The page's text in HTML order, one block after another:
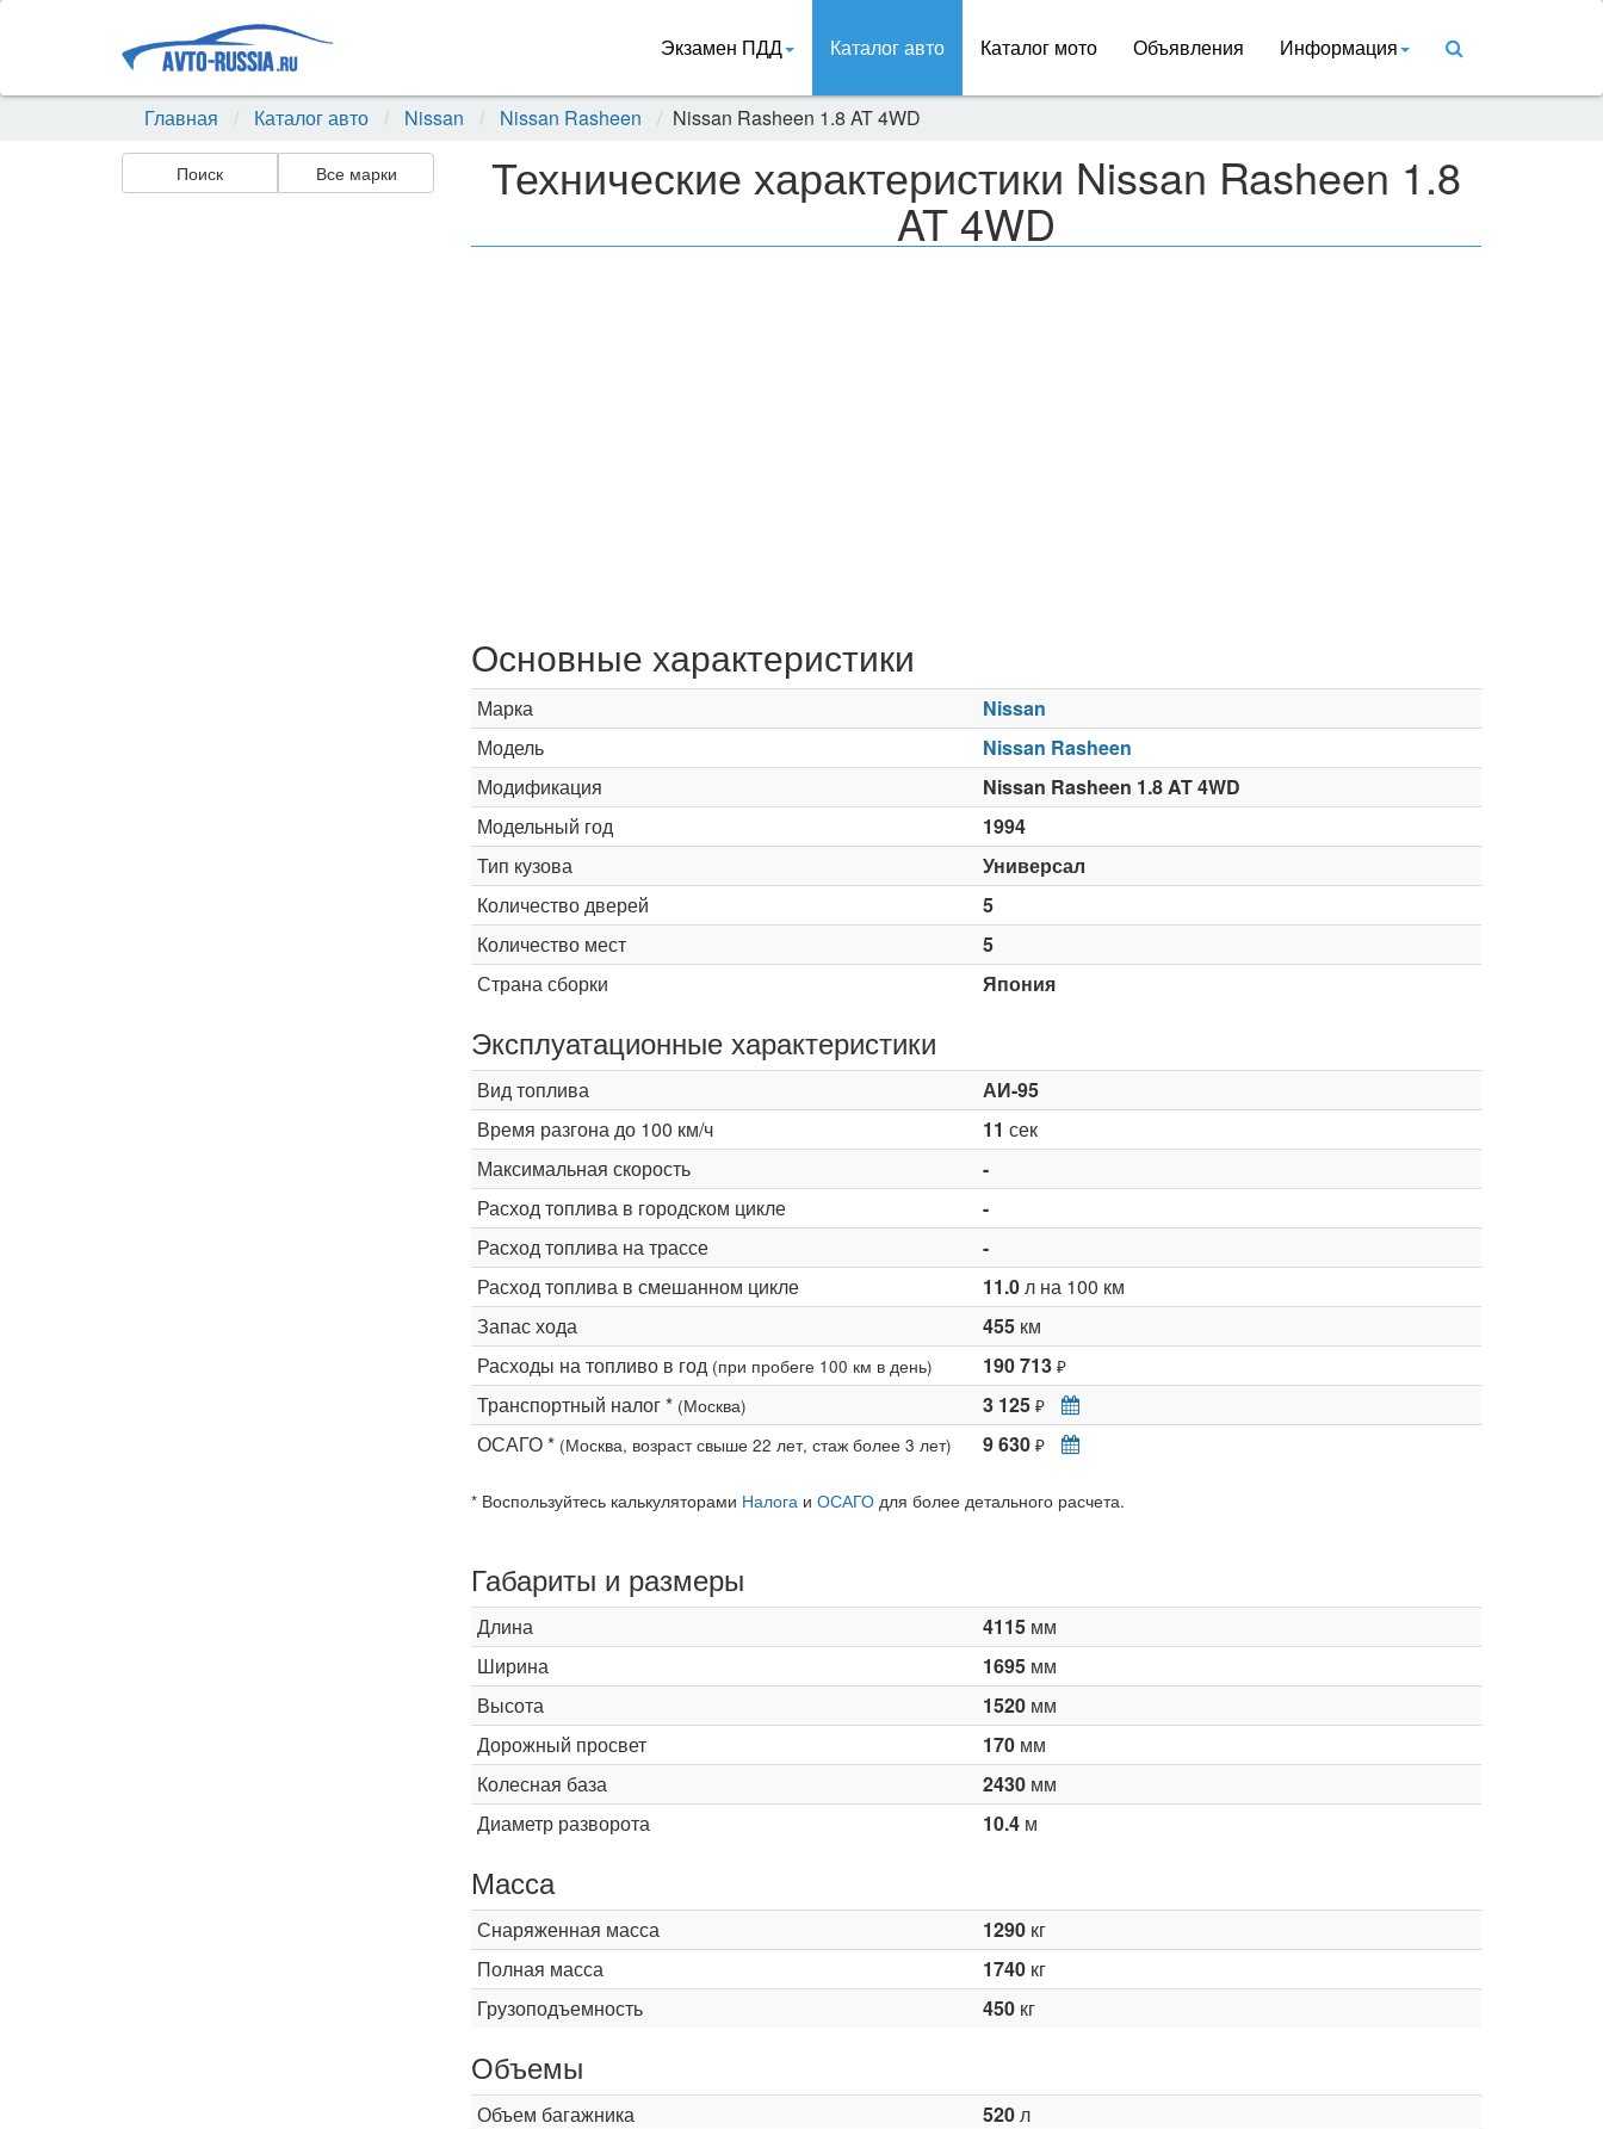
Экзамен ПДД Каталог авто Каталог мото Объявления Информация
Главная Каталог авто Nissan Nissan Rasheen Nissan Rasheen 1.8 AT 4WD
Поиск Все марки Технические характеристики Nissan Rasheen 1.8
AT 4WD
Основные характеристики
Марка
Nissan
Модель
Nissan Rasheen
Модификация
Nissan Rasheen 1.8 AT 4WD
Модельный год
1994
Тип кузова
Универсал
Количество дверей
5
Количество мест
5
Страна сборки
Япония
Эксплуатационные характеристики
Вид топлива
АИ-95
Время разгона до 100 км/ч
11 сек
Максимальная скорость
-
Расход топлива в городском цикле
-
Расход топлива на трассе
-
Расход топлива в смешанном цикле
11.0л на 100 км
Запас хода
455км
Расходы на топливо в год (при пробеге 100 км в день) 190 713 ₽
Транспортный налог * (Москва) 3 125 ₽
ОСАГО * (Москва, возраст свыше 22 лет, стаж более 3 лет) 9 630 ₽
* Воспользуйтесь калькуляторами Налогаи ОСАГОдля более детального расчета.
Габариты и размеры
Длина 4115мм
Ширина
1695мм
Высота
1520мм
Дорожный просвет
170мм
Колесная база
2430мм
Диаметр разворота
10.4м
Масса
Снаряженная масса 1290кг
Полная масса
1740кг
Грузоподъемность
450кг
Объемы
Объем багажника 520л